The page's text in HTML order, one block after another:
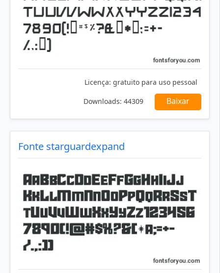
Licença: gratuito para uso pessoal
Downloads: 44309 Baixar
Fonte starguardexpand